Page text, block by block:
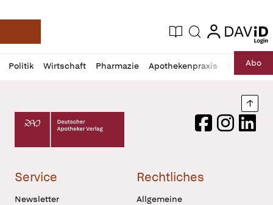
Deutsche Apotheker Zeitung
Aktuelle Ausgabe
Suche login
login
Politik Wirtschaft Pharmazie Apothekenpraxis RechtAbo
Profil
öffnen
Daz
Pur
Deutscher Apotheker Verlag Logo
FacebookInstagram
Service
Newsletter
Rechtliches
Allgemeine